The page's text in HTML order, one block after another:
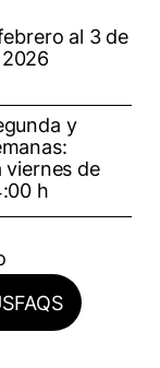
FAQS
al 3 de
y
viernes de
h